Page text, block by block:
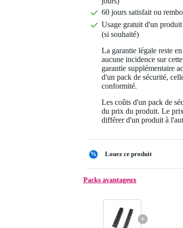
60 jours satisfait ou
Usage gratuit d'un
(si souhaité)
La garantie légale reste
aucune incidence sur
garantie supplémentaire
d'un pack de sécurité,
conformité.
Les coûts d'un pack de
du prix du produit. Le
différer d'un produit à
% Louez ce produit
Packs avantageux
+